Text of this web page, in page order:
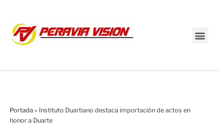
Portada » Instituto Duartiano destaca importación de actos en
honor a Duarte